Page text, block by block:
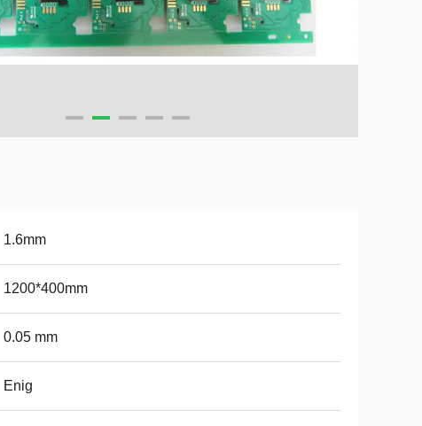
1.6mm
1200*400mm
0.05 mm
Enig